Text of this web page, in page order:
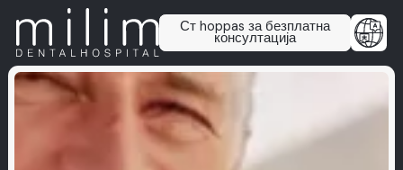
Ст hoppas за безплатна
консултација